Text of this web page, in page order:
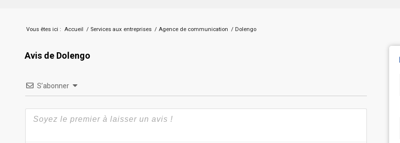
Vous êtes ici : Accueil / Services aux entreprises / Agence de communication / Dolengo
Avis de Dolengo
S’abonner